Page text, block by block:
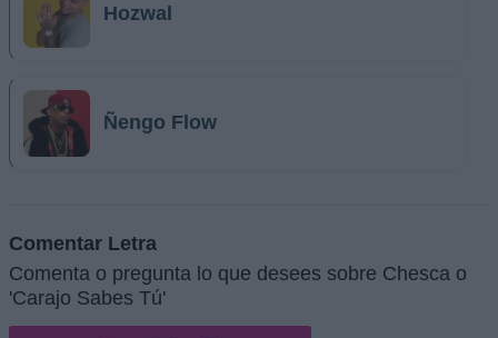
Hozwal
Ñengo Flow
Comentar Letra
Comenta o pregunta lo que desees sobre Chesca o
'Carajo Sabes Tú'